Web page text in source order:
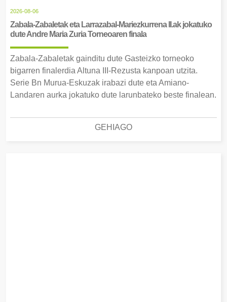
2026-08-06
Zabala-Zabaletak eta Larrazabal-Mariezkurrena II.ak jokatuko
dute Andre Maria Zuria Torneoaren finala
Zabala-Zabaletak gainditu dute Gasteizko torneoko
bigarren finalerdia Altuna III-Rezusta kanpoan utzita.
Serie Bn Murua-Eskuzak irabazi dute eta Amiano-
Landaren aurka jokatuko dute larunbateko beste finalean.
GEHIAGO